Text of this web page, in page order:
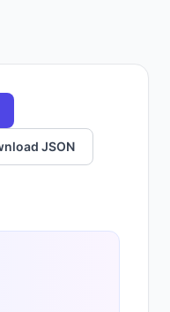
JSON